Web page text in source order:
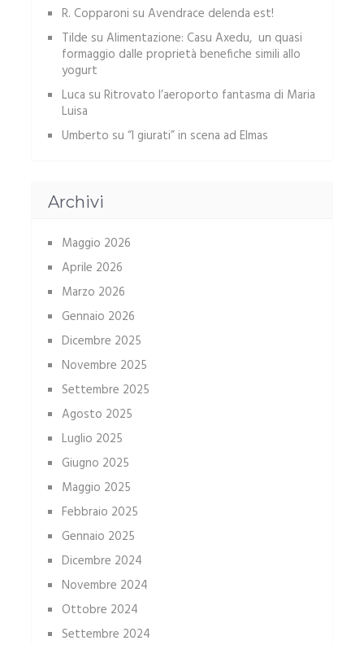
R. Copparoni su Avendrace delenda est!
Tilde su Alimentazione: Casu Axedu, un quasi
formaggio dalle proprietà benefiche simili allo
yogurt
Luca su Ritrovato l’aeroporto fantasma di Maria
Luisa
Umberto su “I giurati” in scena ad Elmas
Archivi
Maggio 2026
Aprile 2026
Marzo 2026
Gennaio 2026
Dicembre 2025
Novembre 2025
Settembre 2025
Agosto 2025
Luglio 2025
Giugno 2025
Maggio 2025
Febbraio 2025
Gennaio 2025
Dicembre 2024
Novembre 2024
Ottobre 2024
Settembre 2024